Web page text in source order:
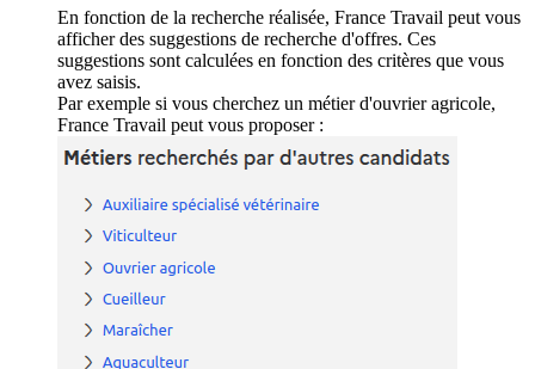
En fonction de la recherche réalisée, France Travail peut vous
afficher des suggestions de recherche d'offres. Ces
suggestions sont calculées en fonction des critères que vous
avez saisis.
Par exemple si vous cherchez un métier d'ouvrier agricole,
France Travail peut vous proposer :